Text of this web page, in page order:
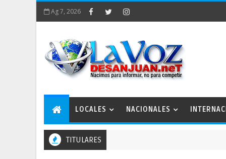
Ag 7, 2026
LOCALES NACIONALES
TITULARES